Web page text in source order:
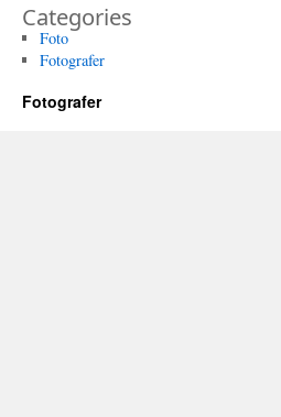
Categories
Foto
Fotografer
Fotografer